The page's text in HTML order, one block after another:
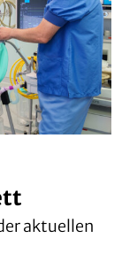
aktuellen